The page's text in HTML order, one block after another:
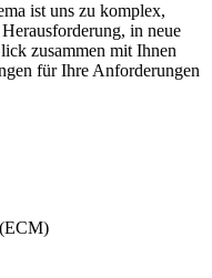
ist uns zu komplex,
in neue
zusammen mit Ihnen
für Ihre Anforderungen